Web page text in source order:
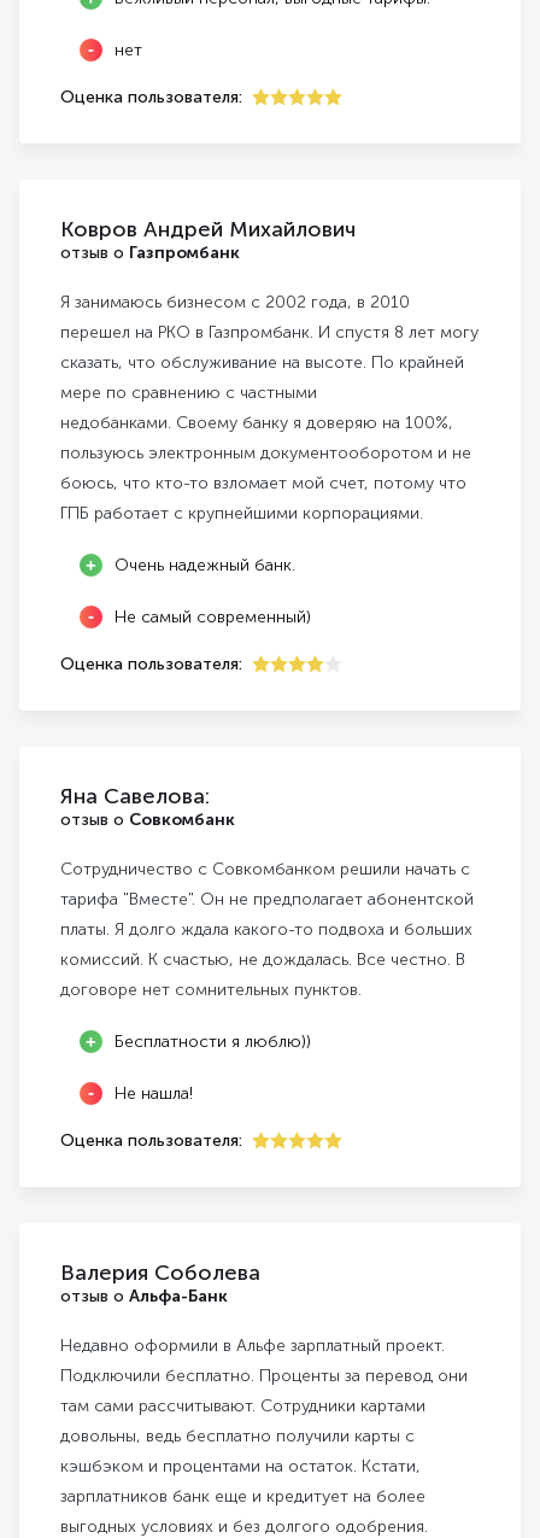
нет
Оценка пользователя:
Ковров Андрей Михайлович
отзыв о Газпромбанк
Я занимаюсь бизнесом с 2002 года, в 2010
перешел на РКО в Газпромбанк. И спустя 8 лет могу
сказать, что обслуживание на высоте. По крайней
мере по сравнению с частными
недобанками. Своему банку я доверяю на 100%,
пользуюсь электронным документооборотом и не
боюсь, что кто-то взломает мой счет, потому что
ГПБ работает с крупнейшими корпорациями.
Очень надежный банк.
Не самый современный)
Оценка пользователя:
Яна Савелова:
отзыв о Совкомбанк
Сотрудничество с Совкомбанком решили начать с
тарифа "Вместе". Он не предполагает абонентской
платы. Я долго ждала какого-то подвоха и больших
комиссий. К счастью, не дождалась. Все честно. В
договоре нет сомнительных пунктов.
Бесплатности я люблю))
Не нашла!
Оценка пользователя:
Валерия Соболева
отзыв о Альфа-Банк
Недавно оформили в Альфе зарплатный проект.
Подключили бесплатно. Проценты за перевод они
там сами рассчитывают. Сотрудники картами
довольны, ведь бесплатно получили карты с
кэшбэком и процентами на остаток. Кстати,
зарплатников банк еще и кредитует на более
выгодных условиях и без долгого одобрения.